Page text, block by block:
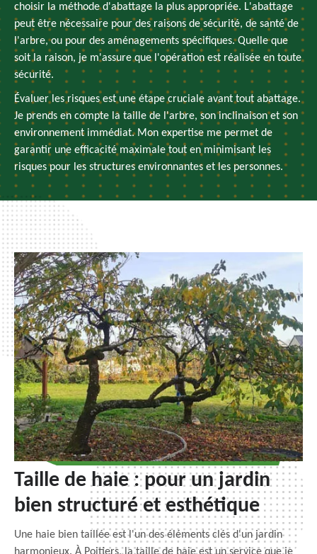
choisir la méthode d'abattage la plus appropriée. L'abattage
peut être nécessaire pour des raisons de sécurité, de santé de
l'arbre, ou pour des aménagements spécifiques. Quelle que
soit la raison, je m'assure que l'opération est réalisée en toute
sécurité.
Évaluer les risques est une étape cruciale avant tout abattage.
Je prends en compte la taille de l'arbre, son inclinaison et son
environnement immédiat. Mon expertise me permet de
garantir une efficacité maximale tout en minimisant les
risques pour les structures environnantes et les personnes.
Taille de haie : pour un jardin
bien structuré et esthétique
Une haie bien taillée est l'un des éléments clés d'un jardin